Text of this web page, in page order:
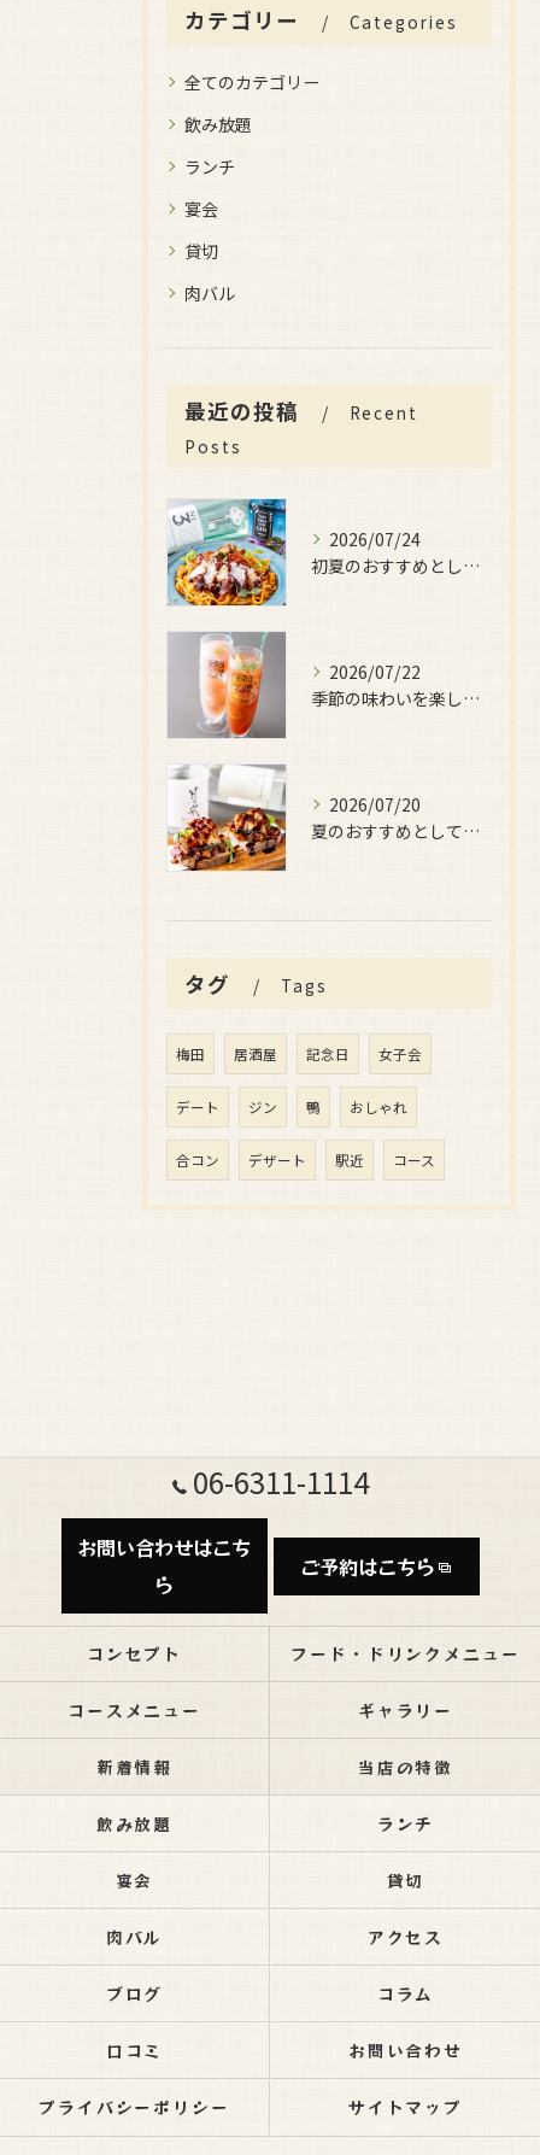
カテゴリー Categories
全てのカテゴリー
飲み放題
ランチ
宴会
貸切
肉バル
最近の投稿
Recent
Posts
2026/07/24
初夏のおすすめとしてご用意しているのが、
2026/07/22
季節の味わいを楽しみたい日におすすめなのが、
2026/07/20
夏のおすすめとしてぜひ味わっていただきたいのが、
タグ Tags
梅田 居酒屋 記念日 女子会
デート ジン 鴨 おしゃれ
合コン デザート 駅近 コース
06-6311-1114
お問い合わせはこち
ら
ご予約はこちら
コンセプト フード・ドリンクメニュー
コースメニュー ギャラリー
新着情報 当店の特徴
飲み放題 ランチ
宴会 貸切
肉バル アクセス
ブログ コラム
口コミ お問い合わせ
プライバシーポリシー サイトマップ